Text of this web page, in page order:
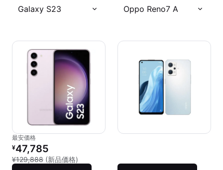
Galaxy S23 Oppo Reno7 A
最安価格
リファービッシュ品の価格：
¥47,785
¥129,888 (新品価格)